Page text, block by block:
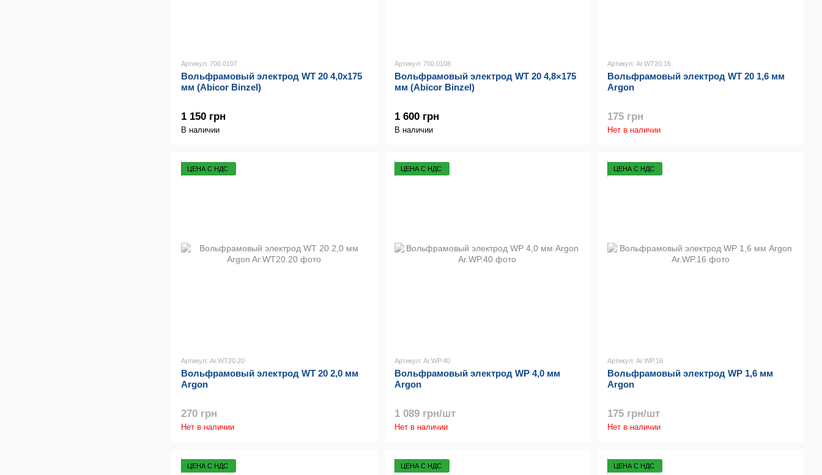
Артикул: 700.0107
Вольфрамовый электрод WТ 20 4,0х175
мм (Abicor Binzel)
1 150 грн
В наличии
Артикул: 700.0108
Вольфрамовый электрод WТ 20 4,8×175
мм (Abicor Binzel)
1 600 грн
В наличии
Артикул: Ar.WT20.16
Вольфрамовый электрод WT 20 1,6 мм
Argon
175 грн
Нет в наличии
ЦЕНА С НДС
Артикул: Ar.WT20.20
Вольфрамовый электрод WT 20 2,0 мм
Argon
270 грн
Нет в наличии
ЦЕНА С НДС
Артикул: Ar.WP.40
Вольфрамовый электрод WP 4,0 мм
Argon
1 089 грн/шт
Нет в наличии
ЦЕНА С НДС
Артикул: Ar.WP.16
Вольфрамовый электрод WP 1,6 мм
Argon
175 грн/шт
Нет в наличии
ЦЕНА С НДС ЦЕНА С НДС ЦЕНА С НДС